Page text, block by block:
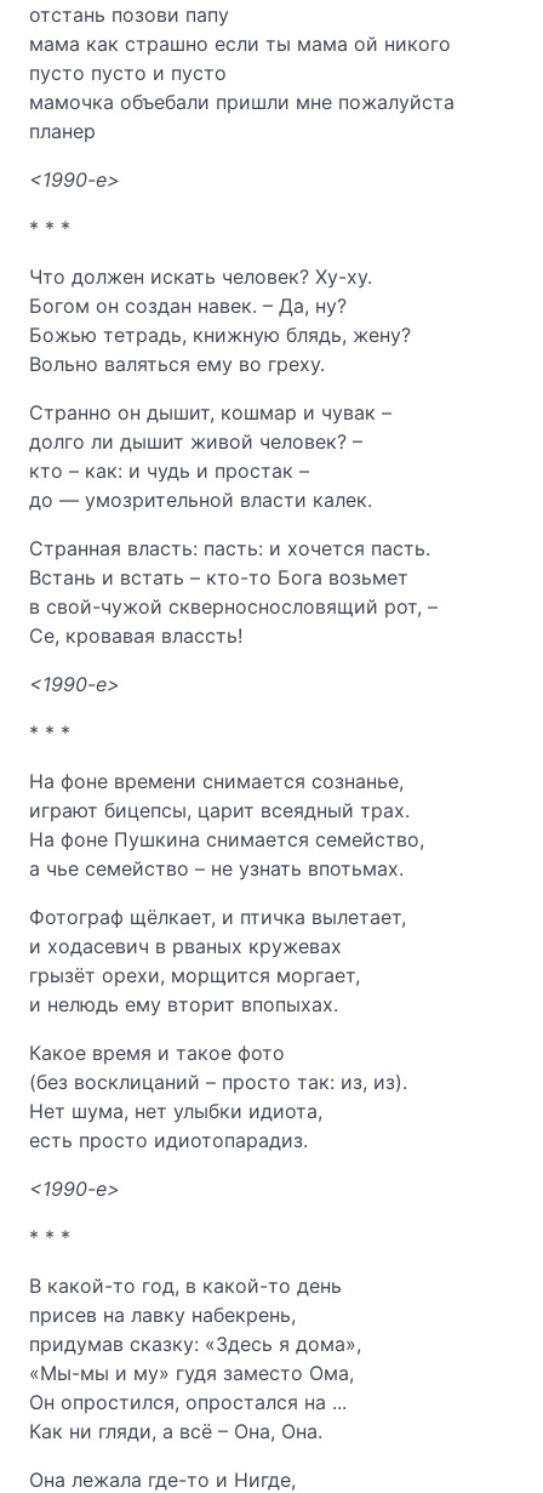
отстань позови папу
мама как страшно если ты мама ой никого
пусто пусто и пусто
мамочка объебали пришли мне пожалуйста
планер
<1990-е>
* * *
Что должен искать человек? Ху-ху.
Богом он создан навек. – Да, ну?
Божью тетрадь, книжную блядь, жену?
Вольно валяться ему во греху.
Странно он дышит, кошмар и чувак –
долго ли дышит живой человек? –
кто – как: и чудь и простак –
до — умозрительной власти калек.
Странная власть: пасть: и хочется пасть.
Встань и встать – кто-то Бога возьмет
в свой-чужой скверноснословящий рот, –
Се, кровавая влассть!
<1990-е>
* * *
На фоне времени снимается сознанье,
играют бицепсы, царит всеядный трах.
На фоне Пушкина снимается семейство,
а чье семейство – не узнать впотьмах.
Фотограф щёлкает, и птичка вылетает,
и ходасевич в рваных кружевах
грызёт орехи, морщится моргает,
и нелюдь ему вторит впопыхах.
Какое время и такое фото
(без восклицаний – просто так: из, из).
Нет шума, нет улыбки идиота,
есть просто идиотопарадиз.
<1990-е>
* * *
В какой-то год, в какой-то день
присев на лавку набекрень,
придумав сказку: «Здесь я дома»,
«Мы-мы и му» гудя заместо Ома,
Он опростился, опростался на ...
Как ни гляди, а всё – Она, Она.
Она лежала где-то и Нигде,